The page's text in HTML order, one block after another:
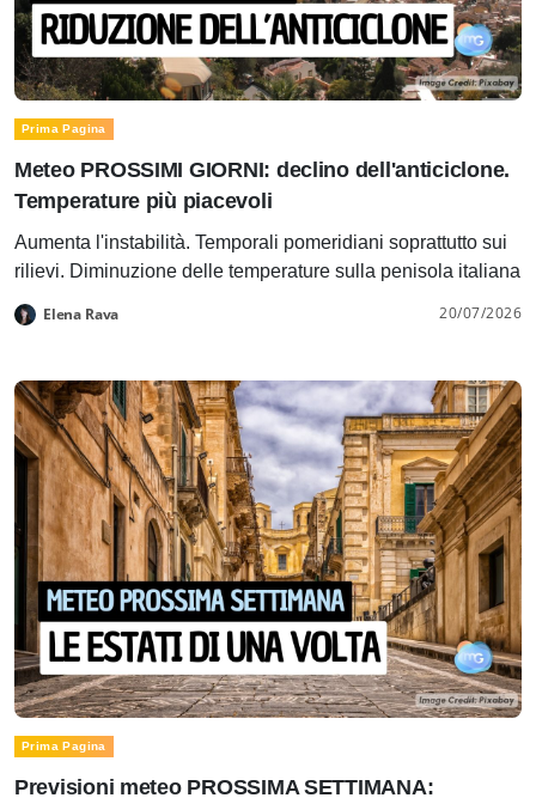
Prima Pagina
Meteo PROSSIMI GIORNI: declino dell'anticiclone.
Temperature più piacevoli
Aumenta l'instabilità. Temporali pomeridiani soprattutto sui
rilievi. Diminuzione delle temperature sulla penisola italiana
Elena Rava 20/07/2026
Prima Pagina
Previsioni meteo PROSSIMA SETTIMANA: